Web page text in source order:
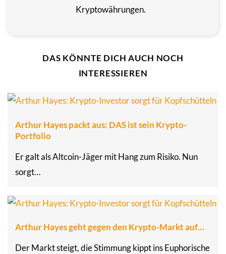
Kryptowährungen.
DAS KÖNNTE DICH AUCH NOCH
INTERESSIEREN
Arthur Hayes packt aus: DAS ist sein Krypto-
Portfolio
Er galt als Altcoin-Jäger mit Hang zum Risiko. Nun
sorgt…
Arthur Hayes geht gegen den Krypto-Markt auf…
Der Markt steigt, die Stimmung kippt ins Euphorische